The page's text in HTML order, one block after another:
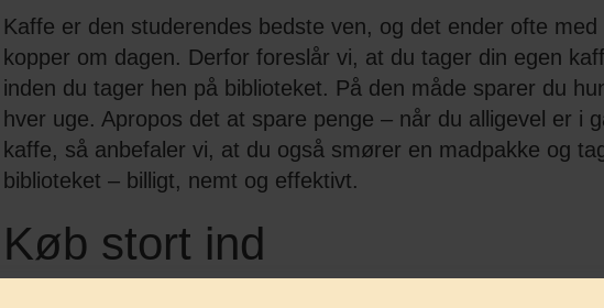
Kaffe er den studerendes bedste ven, og det ender ofte
kopper om dagen. Derfor foreslår vi, at du tager din egen
inden du tager hen på biblioteket. På den måde sparer du
hver uge. Apropos det at spare penge – når du alligevel er i
kaffe, så anbefaler vi, at du også smører en madpakke og
biblioteket – billigt, nemt og effektivt.
Køb stort ind